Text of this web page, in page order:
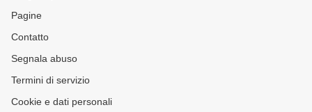
Pagine
Contatto
Segnala abuso
Termini di servizio
Cookie e dati personali